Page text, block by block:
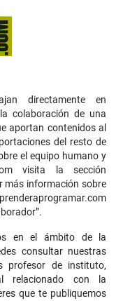
directamente en
colaboración de una
aportan contenidos al
del resto de
el equipo humano y
visita la sección
más información sobre
en el ámbito de la
consultar nuestras
profesor de instituto,
relacionado con la
que te publiquemos